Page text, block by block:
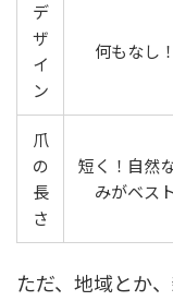
デ
ザ
イ
ン
何もなし！
爪
の
長
さ
短く！自然
みがベスト
ただ、地域とか